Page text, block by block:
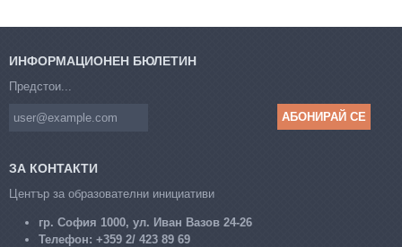
ИНФОРМАЦИОНЕН БЮЛЕТИН
Предстои...
ЗА КОНТАКТИ
Център за образователни инициативи
гр. София 1000, ул. Иван Вазов 24-26
Телефон: +359 2/ 423 89 69